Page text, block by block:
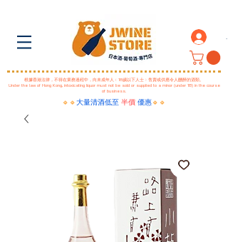
.
根據香港法律，不得在業務過程中，向未成年人﹙18歲以下人士﹚售賣或供應令人醺醉的酒類。
Under the law of Hong Kong, intoxicating liquor must not be sold or supplied to a minor (under 18) in the course
of business.
🔹🔹大量清酒低至 半價 優惠🔹🔹